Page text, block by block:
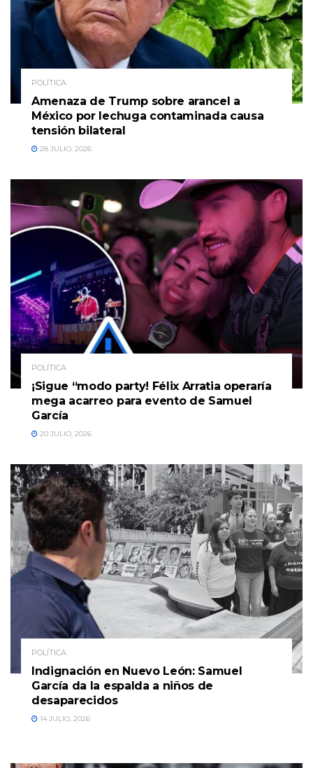
POLÍTICA
Amenaza de Trump sobre arancel a
México por lechuga contaminada causa
tensión bilateral
28 JULIO, 2026
POLÍTICA
¡Sigue “modo party! Félix Arratia operaría
mega acarreo para evento de Samuel
García
20 JULIO, 2026
POLÍTICA
Indignación en Nuevo León: Samuel
García da la espalda a niños de
desaparecidos
14 JULIO, 2026